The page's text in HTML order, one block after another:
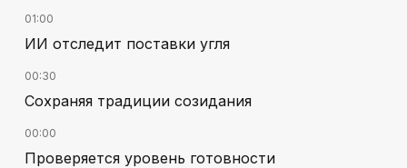
01:00
ИИ отследит поставки угля
00:30
Сохраняя традиции созидания
00:00
Проверяется уровень готовности